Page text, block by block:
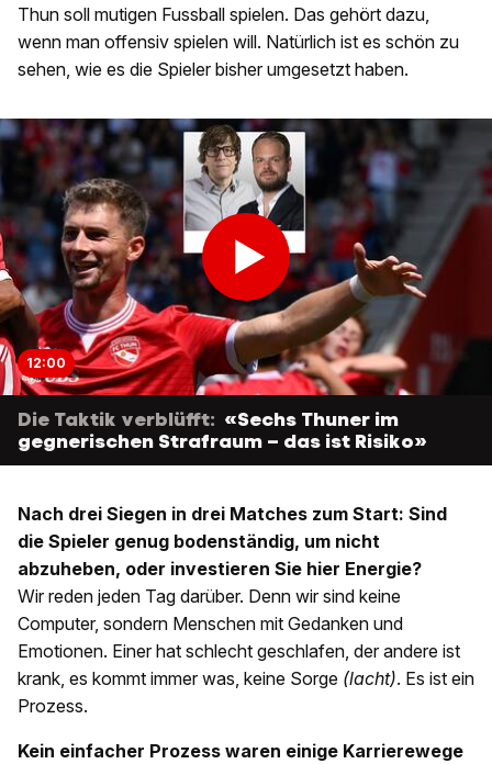
Thun soll mutigen Fussball spielen. Das gehört dazu,
wenn man offensiv spielen will. Natürlich ist es schön zu
sehen, wie es die Spieler bisher umgesetzt haben.
12:00
Die Taktik verblüfft: «Sechs Thuner im
gegnerischen Strafraum – das ist Risiko»
Nach drei Siegen in drei Matches zum Start: Sind
die Spieler genug bodenständig, um nicht
abzuheben, oder investieren Sie hier Energie?
Wir reden jeden Tag darüber. Denn wir sind keine
Computer, sondern Menschen mit Gedanken und
Emotionen. Einer hat schlecht geschlafen, der andere ist
krank, es kommt immer was, keine Sorge (lacht). Es ist ein
Prozess.
Kein einfacher Prozess waren einige Karrierewege